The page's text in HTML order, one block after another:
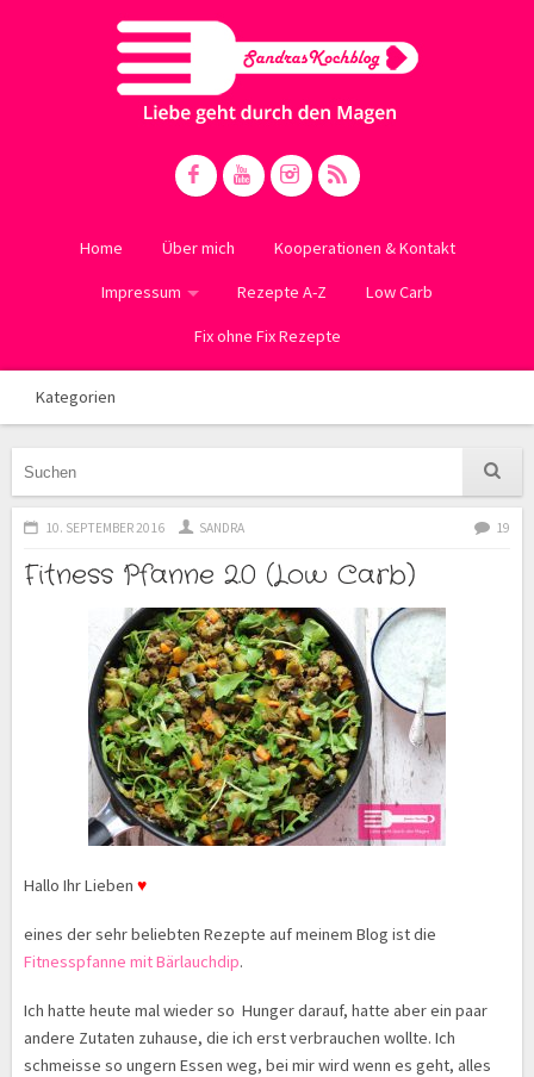
Home Über mich Kooperationen & Kontakt
Impressum Rezepte A-Z Low Carb
Fix ohne Fix Rezepte
Kategorien
10. SEPTEMBER 2016 SANDRA 19
Fitness Pfanne 2.0 (Low Carb)
Hallo Ihr Lieben ♥
eines der sehr beliebten Rezepte auf meinem Blog ist die
Fitnesspfanne mit Bärlauchdip.
Ich hatte heute mal wieder so Hunger darauf, hatte aber ein paar
andere Zutaten zuhause, die ich erst verbrauchen wollte. Ich
schmeisse so ungern Essen weg, bei mir wird wenn es geht, alles